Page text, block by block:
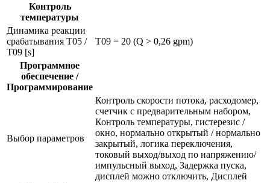
Контроль
температуры
Динамика реакции
срабатывания T05 /
T09 [s]
T09 = 20 (Q > 0,26 gpm)
Программное
обеспечение /
Программирование
Выбор параметров
Контроль скорости потока, расходомер,
счетчик с предварительным набором,
Контроль температуры, гистерезис /
окно, нормально открытый / нормально
закрытый, логика переключения,
токовый выход/выход по напряжению/
импульсный выход, Задержка пуска,
дисплей можно отключить, Дисплей